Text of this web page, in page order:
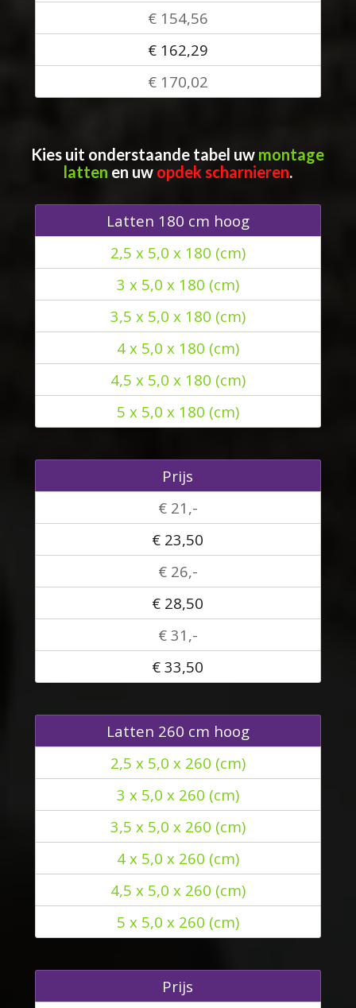
€ 154,56
€ 162,29
€ 170,02
Kies uit onderstaande tabel uw montage
latten en uw opdek scharnieren.
Latten 180 cm hoog
2,5 x 5,0 x 180 (cm)
3 x 5,0 x 180 (cm)
3,5 x 5,0 x 180 (cm)
4 x 5,0 x 180 (cm)
4,5 x 5,0 x 180 (cm)
5 x 5,0 x 180 (cm)
Prijs
€ 21,-
€ 23,50
€ 26,-
€ 28,50
€ 31,-
€ 33,50
Latten 260 cm hoog
2,5 x 5,0 x 260 (cm)
3 x 5,0 x 260 (cm)
3,5 x 5,0 x 260 (cm)
4 x 5,0 x 260 (cm)
4,5 x 5,0 x 260 (cm)
5 x 5,0 x 260 (cm)
Prijs